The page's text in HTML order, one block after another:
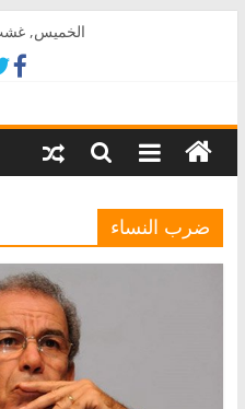
الخميس, غشت 6,
منبر
المغرب
ضرب النساء